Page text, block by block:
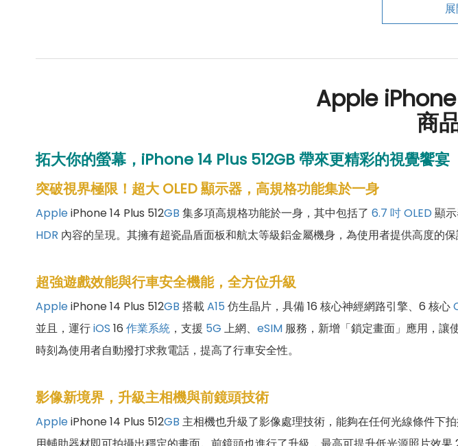
Apple
商
拓大你的螢幕，iPhone 14 Plus 512GB 帶來更精彩的視覺饗宴
突破視界極限！超大 OLED 顯示器，高規格功能集於一身
AppleiPhone 14 Plus 512GB 集多項高規格功能於一身，其中包括了 6.7 吋OLED 顯示
HDR 內容的呈現。其擁有超瓷晶盾面板和航太等級鋁金屬機身，為使用者提供高度的
超強遊戲效能與行車安全機能，全方位升級
AppleiPhone 14 Plus 512GB 搭載A15 仿生晶片，具備 16 核心神經網路引擎、6 核心
並且，運行iOS 16 作業系統 ，支援 5G 上網、 eSIM 服務，新增「鎖定畫面」應用，讓
時刻為使用者自動撥打求救電話，提高了行車安全性。
影像新境界，升級主相機與前鏡頭技術
AppleiPhone 14 Plus 512GB 主相機也升級了影像處理技術，能夠在任何光線條件下